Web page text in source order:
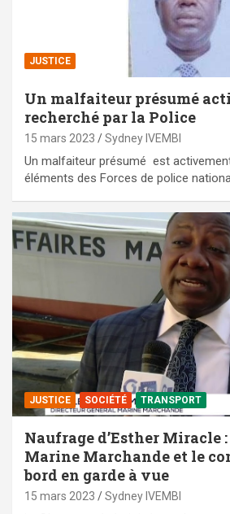
JUSTICE
Un malfaiteur présumé
recherché par la Police
15 mars 2023 Sydney IVEMBI
Un malfaiteur présumé est
éléments des Forces de police
JUSTICE SOCIÉTÉ TRANSPORT
Naufrage d’Esther Miracle
Marine Marchande et le
bord en garde à vue
15 mars 2023 Sydney IVEMBI